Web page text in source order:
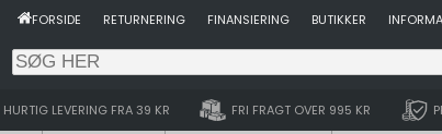
FORSIDE RETURNERING FINANSIERING BUTIKKER
HURTIG LEVERING FRA 39 KR FRI FRAGT OVER 995 KR